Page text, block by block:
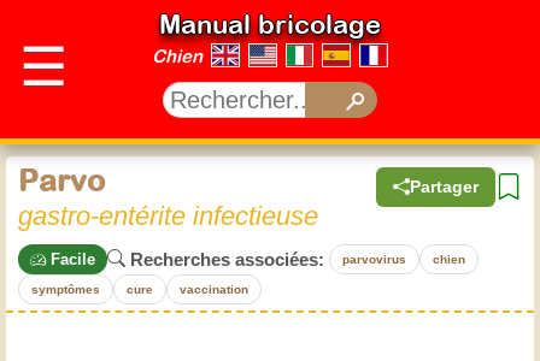
☰
Manual bricolage
Chien
Partager
Parvo
gastro-entérite infectieuse
Facile Recherches associées: parvovirus chien
symptômes cure vaccination